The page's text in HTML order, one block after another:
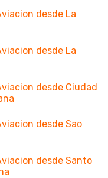
desde La
desde La
desde Ciudad
desde Sao
desde Santo